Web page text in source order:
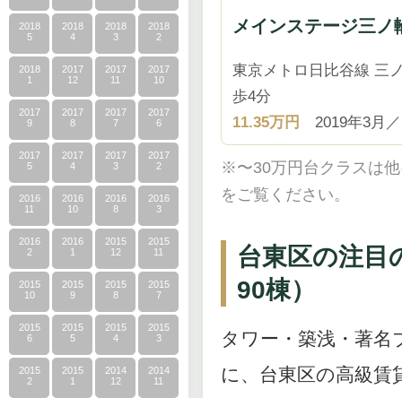
2018
5
2018
4
2018
3
2018
2
2018
1
2017
12
2017
11
2017
10
2017
9
2017
8
2017
7
2017
6
2017
5
2017
4
2017
3
2017
2
2016
11
2016
10
2016
8
2016
3
2016
2
2016
1
2015
12
2015
11
2015
10
2015
9
2015
8
2015
7
2015
6
2015
5
2015
4
2015
3
2015
2
2015
1
2014
12
2014
11
メインステージ三ノ
東京メトロ日比谷線 三
歩4分
11.35万円 2019年3月
※〜30万円台クラスは
をご覧ください。
台東区の注目
90棟）
タワー・築浅・著
に、台東区の高級